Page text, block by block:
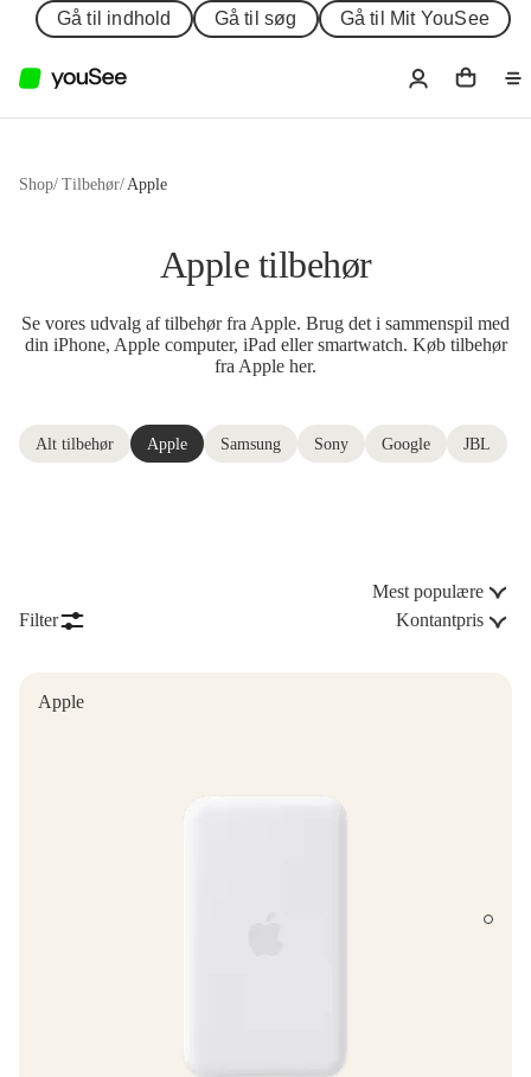
Gå til indhold Gå til søg Gå til Mit YouSee
Shop/ Tilbehør/ Apple
Apple tilbehør
Se vores udvalg af tilbehør fra Apple. Brug det i sammenspil med
din iPhone, Apple computer, iPad eller smartwatch. Køb tilbehør
fra Apple her.
Alt tilbehør Apple Samsung Sony Google JBL
Mest populære
Filter
Kontantpris
Apple